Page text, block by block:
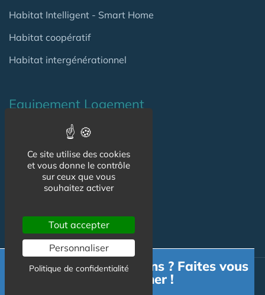
Habitat Intelligent - Smart Home
Habitat coopératif
Habitat intergénérationnel
Equipement Logement
Adaptation Habitat
Aides
Produits
Besoin d'informations ? Faites vous
accompagner !
Ce site utilise des cookies
et vous donne le contrôle
sur ceux que vous
souhaitez activer
Tout accepter
Personnaliser
Politique de confidentialité